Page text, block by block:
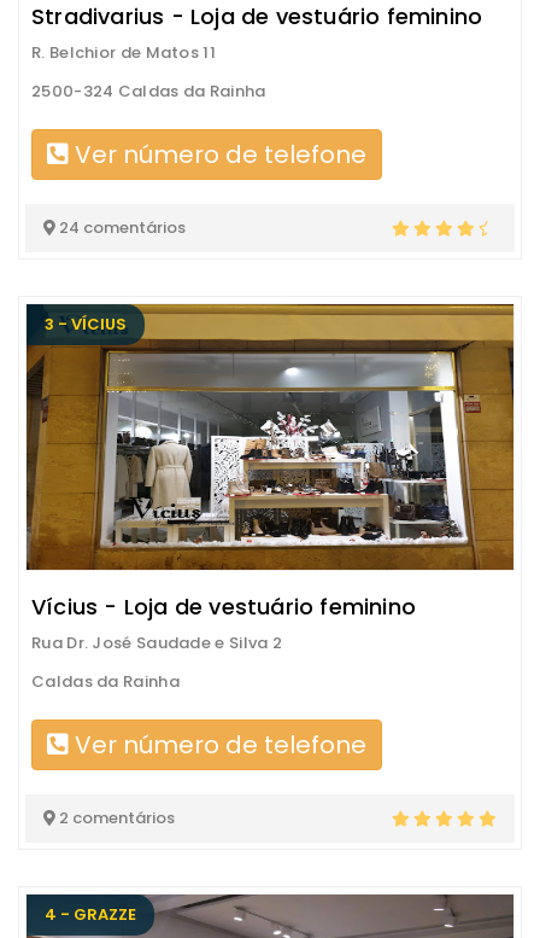
Stradivarius - Loja de vestuário feminino
R. Belchior de Matos 11
2500-324 Caldas da Rainha
Ver número de telefone
24 comentários
3 - VÍCIUS
Vícius - Loja de vestuário feminino
Rua Dr. José Saudade e Silva 2
Caldas da Rainha
Ver número de telefone
2 comentários
4 - GRAZZE